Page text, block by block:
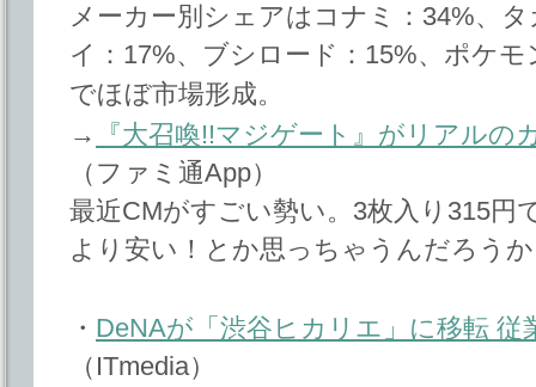
メーカー別シェアはコナミ：34%、
イ：17%、ブシロード：15%、ポケモ
でほぼ市場形成。
→
『大召喚!!マジゲート』がリアルの
（ファミ通App）
最近CMがすごい勢い。3枚入り315円
より安い！とか思っちゃうんだろう
・ DeNAが「渋谷ヒカリエ」に移転 従
（ITmedia）